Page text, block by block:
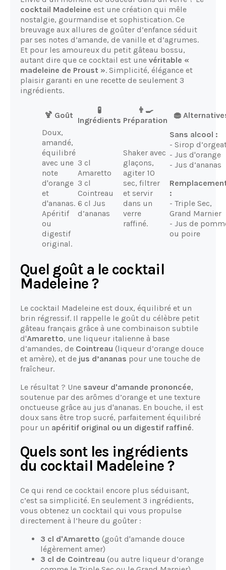
cocktail Madeleine est une création qui mêle
nostalgie, gourmandise et sophistication. Ce
breuvage aux allures de goûter d’enfance séduit
par ses notes d’amande, de vanille et d’agrumes.
Et pour les amoureux du petit gâteau bossu,
autant dire que ce cocktail est une véritable «
madeleine de Proust ». Simplicité, élégance et
plaisir garanti en une recette de seulement 3
ingrédients.
🍹 Goût
🧪
Ingrédients
👨‍🍳
Préparation
🧁
Doux,
amandé,
équilibré
avec une
note
d'orange
et
d'ananas.
Apéritif
ou
digestif
original.
3 cl
Amaretto
3 cl
Cointreau
6 cl Jus
d’ananas
Shaker avec
glaçons,
agiter 10
sec, filtrer
et servir
dans un
verre
raffiné.
Sans alcool :
- Sirop
- Jus d'orange
- Jus d’ananas
:
- Triple Sec,
Grand Marnier
- Jus de
ou poire
Quel goût a le cocktail
Madeleine ?
Le cocktail Madeleine est doux, équilibré et un
brin régressif. Il rappelle le goût du célèbre petit
gâteau français grâce à une combinaison subtile
d'Amaretto, une liqueur italienne à base
d’amandes, de Cointreau (liqueur d’orange douce
et amère), et de jus d’ananas pour une touche de
fraîcheur.
Le résultat ? Une saveur d'amande prononcée,
soutenue par des arômes d’orange et une texture
onctueuse grâce au jus d'ananas. En bouche, il est
doux sans être trop sucré, parfaitement équilibré
pour un apéritif original ou un digestif raffiné.
Quels sont les ingrédients
du cocktail Madeleine ?
Ce qui rend ce cocktail encore plus séduisant,
c’est sa simplicité. En seulement 3 ingrédients,
vous obtenez un cocktail qui vous propulse
directement à l’heure du goûter :
3 cl d'Amaretto (goût d'amande douce
légèrement amer)
3 cl de Cointreau (ou autre liqueur d’orange